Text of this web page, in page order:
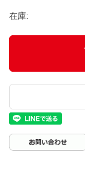
在庫: